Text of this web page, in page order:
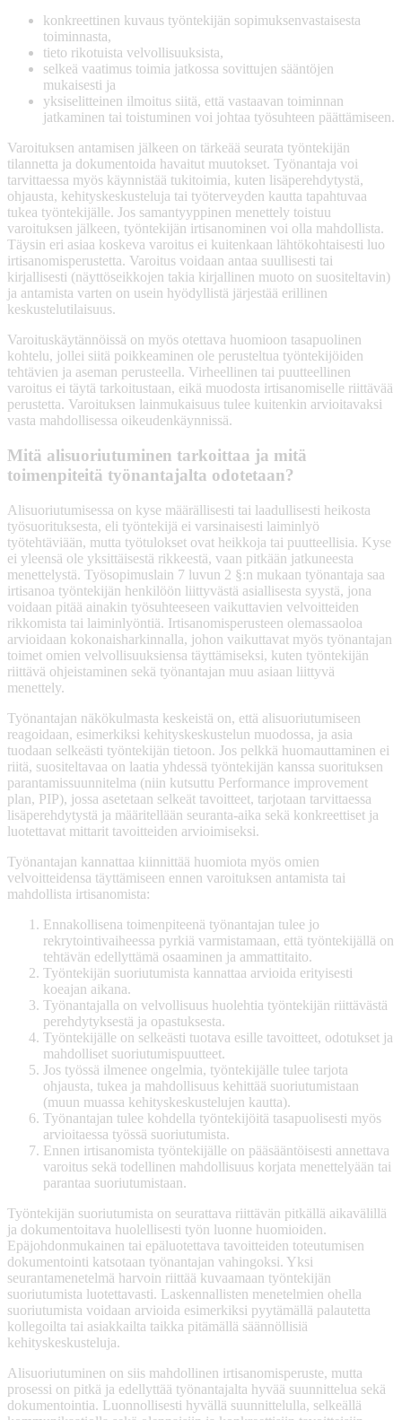
konkreettinen kuvaus työntekijän sopimuksenvastaisesta
toiminnasta,
tieto rikotuista velvollisuuksista,
selkeä vaatimus toimia jatkossa sovittujen sääntöjen
mukaisesti ja
yksiselitteinen ilmoitus siitä, että vastaavan toiminnan
jatkaminen tai toistuminen voi johtaa työsuhteen päättämiseen.
Varoituksen antamisen jälkeen on tärkeää seurata työntekijän
tilannetta ja dokumentoida havaitut muutokset. Työnantaja voi
tarvittaessa myös käynnistää tukitoimia, kuten lisäperehdytystä,
ohjausta, kehityskeskusteluja tai työterveyden kautta tapahtuvaa
tukea työntekijälle. Jos samantyyppinen menettely toistuu
varoituksen jälkeen, työntekijän irtisanominen voi olla mahdollista.
Täysin eri asiaa koskeva varoitus ei kuitenkaan lähtökohtaisesti luo
irtisanomisperustetta. Varoitus voidaan antaa suullisesti tai
kirjallisesti (näyttöseikkojen takia kirjallinen muoto on suositeltavin)
ja antamista varten on usein hyödyllistä järjestää erillinen
keskustelutilaisuus.
Varoituskäytännöissä on myös otettava huomioon tasapuolinen
kohtelu, jollei siitä poikkeaminen ole perusteltua työntekijöiden
tehtävien ja aseman perusteella. Virheellinen tai puutteellinen
varoitus ei täytä tarkoitustaan, eikä muodosta irtisanomiselle riittävää
perustetta. Varoituksen lainmukaisuus tulee kuitenkin arvioitavaksi
vasta mahdollisessa oikeudenkäynnissä.
Mitä alisuoriutuminen tarkoittaa ja mitä
toimenpiteitä työnantajalta odotetaan?
Alisuoriutumisessa on kyse määrällisesti tai laadullisesti heikosta
työsuorituksesta, eli työntekijä ei varsinaisesti laiminlyö
työtehtäviään, mutta työtulokset ovat heikkoja tai puutteellisia. Kyse
ei yleensä ole yksittäisestä rikkeestä, vaan pitkään jatkuneesta
menettelystä. Työsopimuslain 7 luvun 2 §:n mukaan työnantaja saa
irtisanoa työntekijän henkilöön liittyvästä asiallisesta syystä, jona
voidaan pitää ainakin työsuhteeseen vaikuttavien velvoitteiden
rikkomista tai laiminlyöntiä. Irtisanomisperusteen olemassaoloa
arvioidaan kokonaisharkinnalla, johon vaikuttavat myös työnantajan
toimet omien velvollisuuksiensa täyttämiseksi, kuten työntekijän
riittävä ohjeistaminen sekä työnantajan muu asiaan liittyvä
menettely.
Työnantajan näkökulmasta keskeistä on, että alisuoriutumiseen
reagoidaan, esimerkiksi kehityskeskustelun muodossa, ja asia
tuodaan selkeästi työntekijän tietoon. Jos pelkkä huomauttaminen ei
riitä, suositeltavaa on laatia yhdessä työntekijän kanssa suorituksen
parantamissuunnitelma (niin kutsuttu Performance improvement
plan, PIP), jossa asetetaan selkeät tavoitteet, tarjotaan tarvittaessa
lisäperehdytystä ja määritellään seuranta-aika sekä konkreettiset ja
luotettavat mittarit tavoitteiden arvioimiseksi.
Työnantajan kannattaa kiinnittää huomiota myös omien
velvoitteidensa täyttämiseen ennen varoituksen antamista tai
mahdollista irtisanomista:
Ennakollisena toimenpiteenä työnantajan tulee jo
rekrytointivaiheessa pyrkiä varmistamaan, että työntekijällä on
tehtävän edellyttämä osaaminen ja ammattitaito.
Työntekijän suoriutumista kannattaa arvioida erityisesti
koeajan aikana.
Työnantajalla on velvollisuus huolehtia työntekijän riittävästä
perehdytyksestä ja opastuksesta.
Työntekijälle on selkeästi tuotava esille tavoitteet, odotukset ja
mahdolliset suoriutumispuutteet.
Jos työssä ilmenee ongelmia, työntekijälle tulee tarjota
ohjausta, tukea ja mahdollisuus kehittää suoriutumistaan
(muun muassa kehityskeskustelujen kautta).
Työnantajan tulee kohdella työntekijöitä tasapuolisesti myös
arvioitaessa työssä suoriutumista.
Ennen irtisanomista työntekijälle on pääsääntöisesti annettava
varoitus sekä todellinen mahdollisuus korjata menettelyään tai
parantaa suoriutumistaan.
Työntekijän suoriutumista on seurattava riittävän pitkällä aikavälillä
ja dokumentoitava huolellisesti työn luonne huomioiden.
Epäjohdonmukainen tai epäluotettava tavoitteiden toteutumisen
dokumentointi katsotaan työnantajan vahingoksi. Yksi
seurantamenetelmä harvoin riittää kuvaamaan työntekijän
suoriutumista luotettavasti. Laskennallisten menetelmien ohella
suoriutumista voidaan arvioida esimerkiksi pyytämällä palautetta
kollegoilta tai asiakkailta taikka pitämällä säännöllisiä
kehityskeskusteluja.
Alisuoriutuminen on siis mahdollinen irtisanomisperuste, mutta
prosessi on pitkä ja edellyttää työnantajalta hyvää suunnittelua sekä
dokumentointia. Luonnollisesti hyvällä suunnittelulla, selkeällä